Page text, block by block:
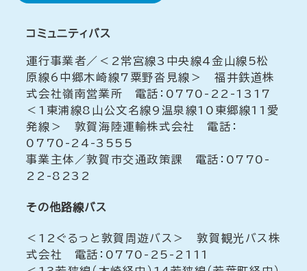
コミュニティバス
運行事業者／＜2常宮線3中央線4金山線5松
原線6中郷木崎線7粟野沓見線＞ 福井鉄道株
式会社嶺南営業所 電話：0770-22-1317
＜1東浦線8山公文名線9温泉線10東郷線11愛
発線＞ 敦賀海陸運輸株式会社 電話：
0770-24-3555
事業主体／敦賀市交通政策課 電話：0770-
22-8232
その他路線バス
＜12ぐるっと敦賀周遊バス＞ 敦賀観光バス株
式会社 電話：0770-25-2111